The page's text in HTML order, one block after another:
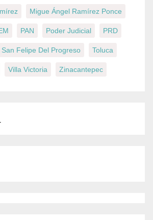
Migue Ángel Ramírez Ponce
PAN Poder Judicial PRD
San Felipe Del Progreso Toluca
Villa Victoria Zinacantepec